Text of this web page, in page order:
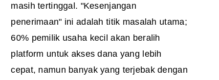
masih tertinggal. "Kesenjangan
penerimaan" ini adalah titik masalah utama;
60% pemilik usaha kecil akan beralih
platform untuk akses dana yang lebih
cepat, namun banyak yang terjebak dengan